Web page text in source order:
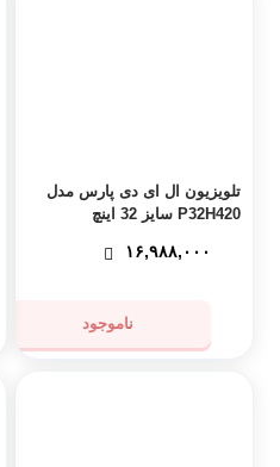
تلویزیون ال ای دی پارس مدل
P32H420 سایز 32 اینچ
۱۶,۹۸۸,۰۰۰
ناموجود